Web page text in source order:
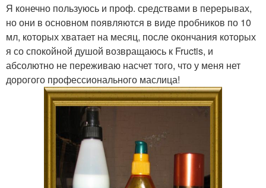
Я конечно пользуюсь и проф. средствами в перерывах,
но они в основном появляются в виде пробников по 10
мл, которых хватает на месяц, после окончания которых
я со спокойной душой возвращаюсь к Fructis, и
абсолютно не переживаю насчет того, что у меня нет
дорогого профессионального маслица!